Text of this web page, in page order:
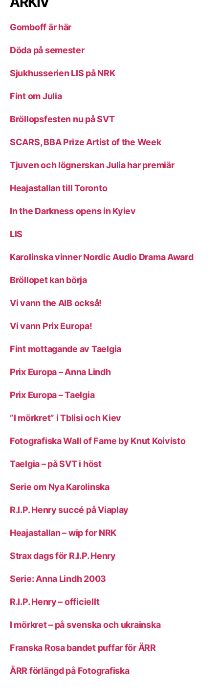
Gomboff är här
Döda på semester
Sjukhusserien LIS på NRK
Fint om Julia
Bröllopsfesten nu på SVT
SCARS, BBA Prize Artist of the Week
Tjuven och lögnerskan Julia har premiär
Heajastallan till Toronto
In the Darkness opens in Kyiev
LIS
Karolinska vinner Nordic Audio Drama Award
Bröllopet kan börja
Vi vann the AIB också!
Vi vann Prix Europa!
Fint mottagande av Taelgia
Prix Europa – Anna Lindh
Prix Europa – Taelgia
”I mörkret” i Tblisi och Kiev
Fotografiska Wall of Fame by Knut Koivisto
Taelgia – på SVT i höst
Serie om Nya Karolinska
R.I.P. Henry succé på Viaplay
Heajastallan – wip for NRK
Strax dags för R.I.P. Henry
Serie: Anna Lindh 2003
R.I.P. Henry – officiellt
I mörkret – på svenska och ukrainska
Franska Rosa bandet puffar för ÄRR
ÄRR förlängd på Fotografiska